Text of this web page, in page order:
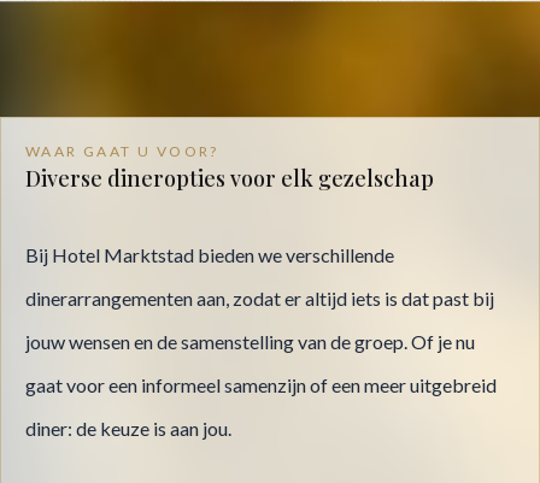
WAAR GAAT U VOOR?
Diverse dineropties voor elk gezelschap
Bij Hotel Marktstad bieden we verschillende
dinerarrangementen aan, zodat er altijd iets is dat past bij
jouw wensen en de samenstelling van de groep. Of je nu
gaat voor een informeel samenzijn of een meer uitgebreid
diner: de keuze is aan jou.